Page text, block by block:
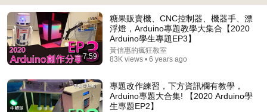
反觀是我們大人已經沒有對於改善生活的創意、還有動手
去做這一塊了～
這些孩子未來一定會成為優秀的Maker的！加油！
7:59
糖果販賣機、CNC控制器、機器手、漂
浮燈，Arduino專題教學大集合【2020
Arduino學生專題EP3】
黃信惠的瘋狂教室
83K views • 6 years ago
專題改作練習，下方資訊欄有教學，
Arduino專題大合集! 【2020 Arduino學
生專題EP2】